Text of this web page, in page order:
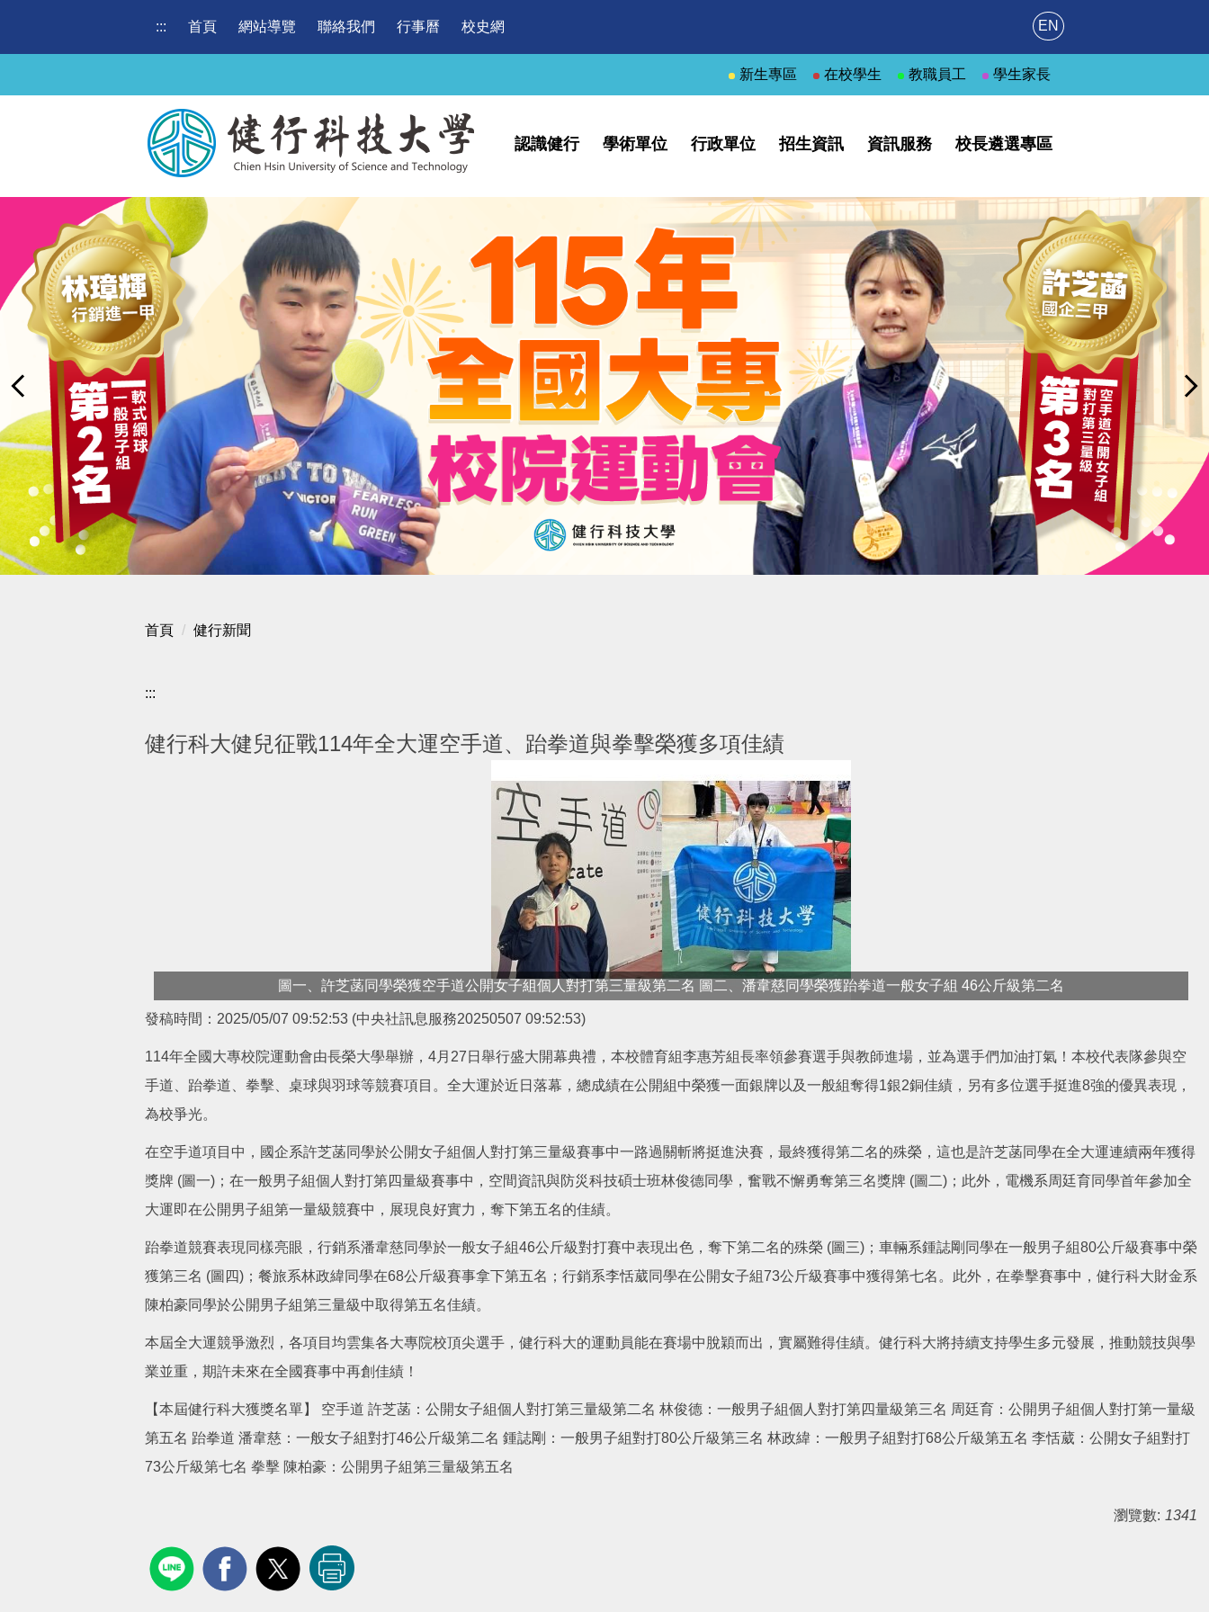
主
內
::: 首頁 網站導覽 聯絡我們 行事曆 校史網 EN
新生專區 在校學生 教職員工 學生家長
認識健行 學術單位 行政單位 招生資訊 資訊服務 校長遴選專區
首頁 健行新聞
:::
健行科大健兒征戰114年全大運空手道、跆拳道與拳擊榮獲多項佳績
圖一、許芝菡同學榮獲空手道公開女子組個人對打第三量級第二名 圖二、潘韋慈同學榮獲跆拳道一般女子組 46公斤級第二名
發稿時間：2025/05/07 09:52:53 (中央社訊息服務20250507 09:52:53)
114年全國大專校院運動會由長榮大學舉辦，4月27日舉行盛大開幕典禮，本校體育組李惠芳組長率領參賽選手與教師進場，並為選手們加油打氣！本校代表隊參與空
手道、跆拳道、拳擊、桌球與羽球等競賽項目。全大運於近日落幕，總成績在公開組中榮獲一面銀牌以及一般組奪得1銀2銅佳績，另有多位選手挺進8強的優異表現，
為校爭光。
在空手道項目中，國企系許芝菡同學於公開女子組個人對打第三量級賽事中一路過關斬將挺進決賽，最終獲得第二名的殊榮，這也是許芝菡同學在全大運連續兩年獲得
獎牌 (圖一)；在一般男子組個人對打第四量級賽事中，空間資訊與防災科技碩士班林俊德同學，奮戰不懈勇奪第三名獎牌 (圖二)；此外，電機系周廷育同學首年參加全
大運即在公開男子組第一量級競賽中，展現良好實力，奪下第五名的佳績。
跆拳道競賽表現同樣亮眼，行銷系潘韋慈同學於一般女子組46公斤級對打賽中表現出色，奪下第二名的殊榮 (圖三)；車輛系鍾誌剛同學在一般男子組80公斤級賽事中榮
獲第三名 (圖四)；餐旅系林政緯同學在68公斤級賽事拿下第五名；行銷系李恬葳同學在公開女子組73公斤級賽事中獲得第七名。此外，在拳擊賽事中，健行科大財金系
陳柏豪同學於公開男子組第三量級中取得第五名佳績。
本屆全大運競爭激烈，各項目均雲集各大專院校頂尖選手，健行科大的運動員能在賽場中脫穎而出，實屬難得佳績。健行科大將持續支持學生多元發展，推動競技與學
業並重，期許未來在全國賽事中再創佳績！
【本屆健行科大獲獎名單】 空手道 許芝菡：公開女子組個人對打第三量級第二名 林俊德：一般男子組個人對打第四量級第三名 周廷育：公開男子組個人對打第一量級
第五名 跆拳道 潘韋慈：一般女子組對打46公斤級第二名 鍾誌剛：一般男子組對打80公斤級第三名 林政緯：一般男子組對打68公斤級第五名 李恬葳：公開女子組對打
73公斤級第七名 拳擊 陳柏豪：公開男子組第三量級第五名
瀏覽數: 1341